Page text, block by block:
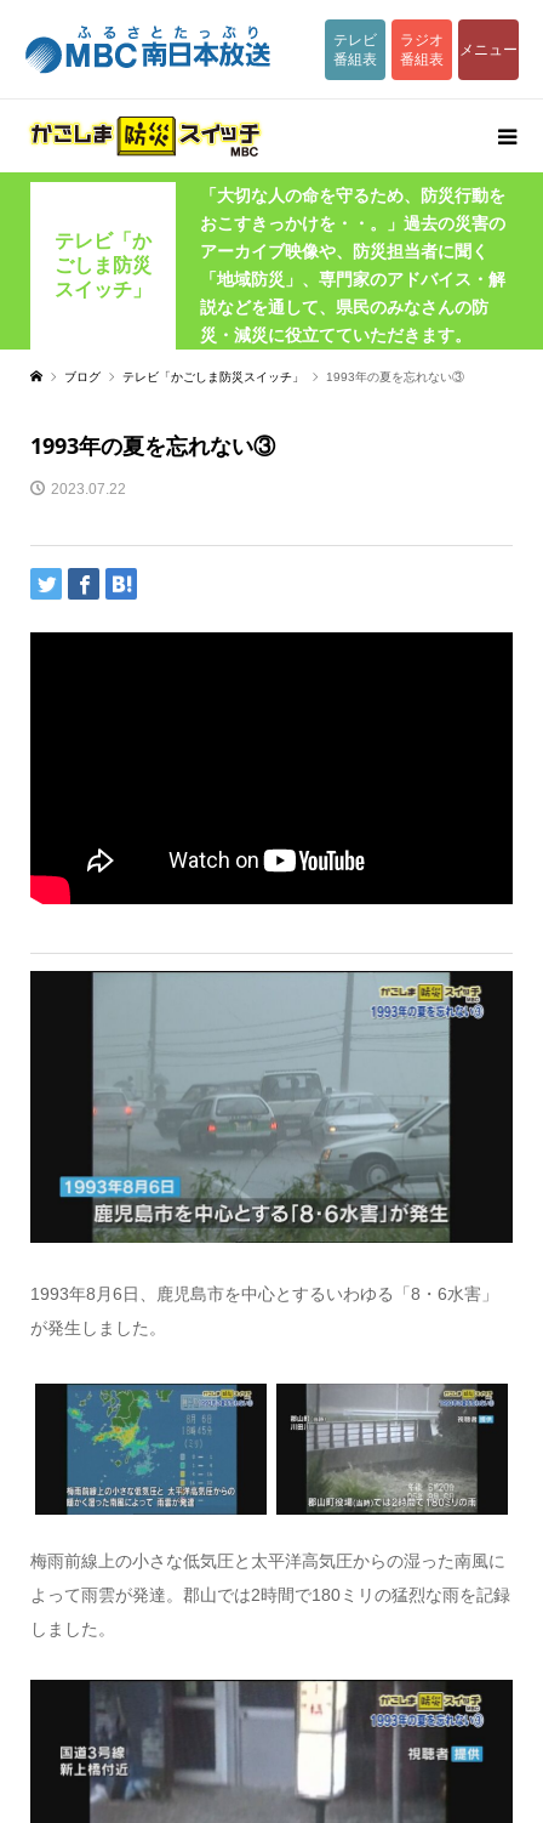
テレビ
番組表
ラジオ
番組表
メニュー
テレビ「か
ごしま防災
スイッチ」
「大切な人の命を守るため、防災行動を
おこすきっかけを・・。」過去の災害の
アーカイブ映像や、防災担当者に聞く
「地域防災」、専門家のアドバイス・解
説などを通して、県民のみなさんの防
災・減災に役立てていただきます。
ブログ テレビ「かごしま防災スイッチ」 1993年の夏を忘れない③
1993年の夏を忘れない③
2023.07.22
1993年8月6日、鹿児島市を中心とするいわゆる「8・6水害」
が発生しました。
梅雨前線上の小さな低気圧と太平洋高気圧からの湿った南風に
よって雨雲が発達。郡山では2時間で180ミリの猛烈な雨を記録
しました。